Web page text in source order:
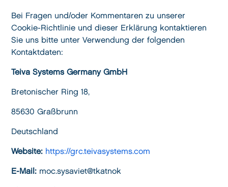
Bei Fragen und/oder Kommentaren zu unserer
Cookie-Richtlinie und dieser Erklärung kontaktieren
Sie uns bitte unter Verwendung der folgenden
Kontaktdaten:
Teiva Systems Germany GmbH
Bretonischer Ring 18,
85630 Graßbrunn
Deutschland
Website: https://grc.teivasystems.com
E-Mail: moc.sysaviet@tkatnok